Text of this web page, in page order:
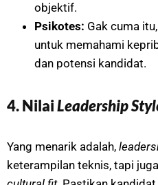
objektif.
Psikotes: Gak cuma
untuk memahami
dan potensi kandidat.
4. NilaiLeadership
Yang menarik adalah,
keterampilan teknis, tapi